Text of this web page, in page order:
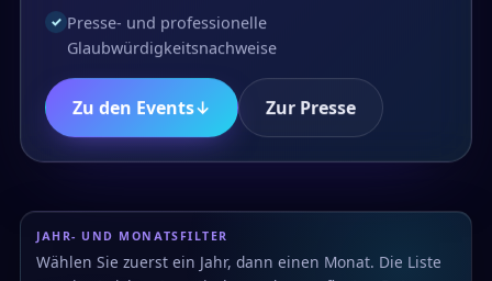
✓ Presse- und professionelle
Glaubwürdigkeitsnachweise
Zu den Events↓ Zur Presse
JAHR- UND MONATSFILTER
Wählen Sie zuerst ein Jahr, dann einen Monat. Die Liste